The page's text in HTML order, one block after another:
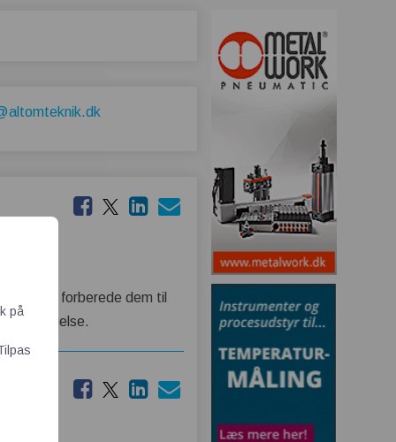
ved at forberede dem til
undtagelse.
på